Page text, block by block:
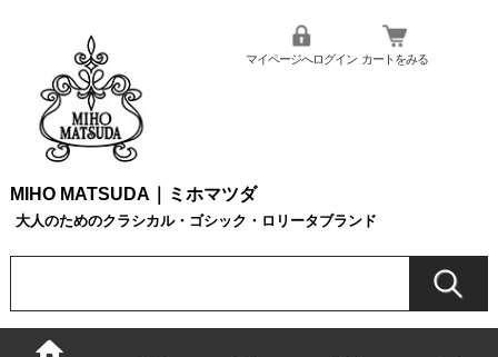
MIHO MATSUDA｜ミホマツダ
大人のためのクラシカル・ゴシック・ロリータブランド
マイページへログイン カートをみる